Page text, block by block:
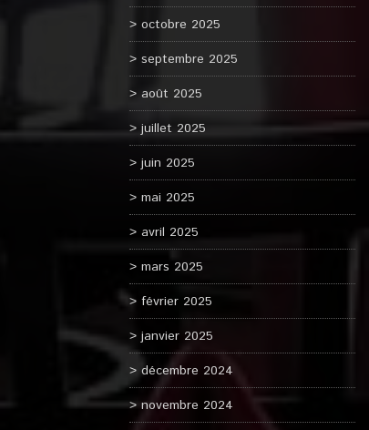
octobre 2025
septembre 2025
août 2025
juillet 2025
juin 2025
mai 2025
avril 2025
mars 2025
février 2025
janvier 2025
décembre 2024
novembre 2024